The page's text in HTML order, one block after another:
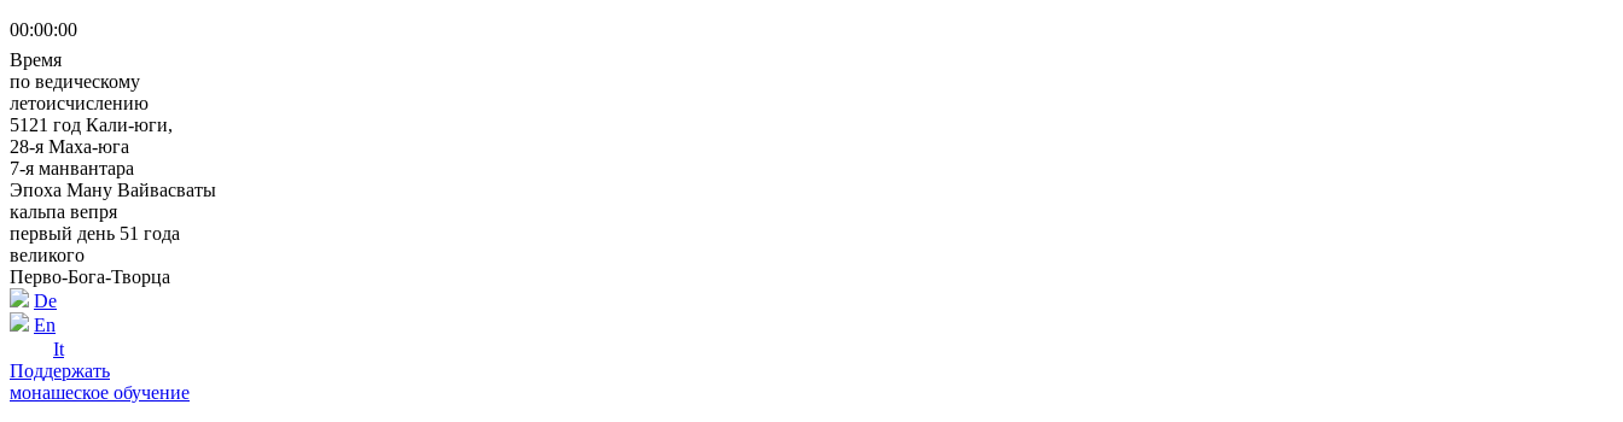
00:00:00
Время
по ведическому
летоисчислению
5121 год Кали-юги,
28-я Маха-юга
7-я манвантара
Эпоха Ману Вайвасваты
кальпа вепря
первый день 51 года
великого
Перво-Бога-Творца
De
En
It
Поддержать
монашеское обучение